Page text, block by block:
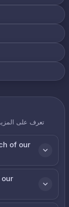
تعرف على
of our